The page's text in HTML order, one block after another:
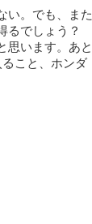
い。でも、また
るでしょう？
思います。あと
こと、ホンダ